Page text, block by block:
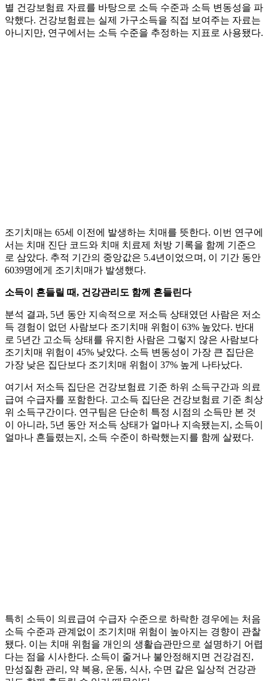
별 건강보험료 자료를 바탕으로 소득 수준과 소득 변동성을 파
악했다. 건강보험료는 실제 가구소득을 직접 보여주는 자료는
아니지만, 연구에서는 소득 수준을 추정하는 지표로 사용됐다.
조기치매는 65세 이전에 발생하는 치매를 뜻한다. 이번 연구에
서는 치매 진단 코드와 치매 치료제 처방 기록을 함께 기준으
로 삼았다. 추적 기간의 중앙값은 5.4년이었으며, 이 기간 동안
6039명에게 조기치매가 발생했다.
소득이 흔들릴 때, 건강관리도 함께 흔들린다
분석 결과, 5년 동안 지속적으로 저소득 상태였던 사람은 저소
득 경험이 없던 사람보다 조기치매 위험이 63% 높았다. 반대
로 5년간 고소득 상태를 유지한 사람은 그렇지 않은 사람보다
조기치매 위험이 45% 낮았다. 소득 변동성이 가장 큰 집단은
가장 낮은 집단보다 조기치매 위험이 37% 높게 나타났다.
여기서 저소득 집단은 건강보험료 기준 하위 소득구간과 의료
급여 수급자를 포함한다. 고소득 집단은 건강보험료 기준 최상
위 소득구간이다. 연구팀은 단순히 특정 시점의 소득만 본 것
이 아니라, 5년 동안 저소득 상태가 얼마나 지속됐는지, 소득이
얼마나 흔들렸는지, 소득 수준이 하락했는지를 함께 살폈다.
특히 소득이 의료급여 수급자 수준으로 하락한 경우에는 처음
소득 수준과 관계없이 조기치매 위험이 높아지는 경향이 관찰
됐다. 이는 치매 위험을 개인의 생활습관만으로 설명하기 어렵
다는 점을 시사한다. 소득이 줄거나 불안정해지면 건강검진,
만성질환 관리, 약 복용, 운동, 식사, 수면 같은 일상적 건강관